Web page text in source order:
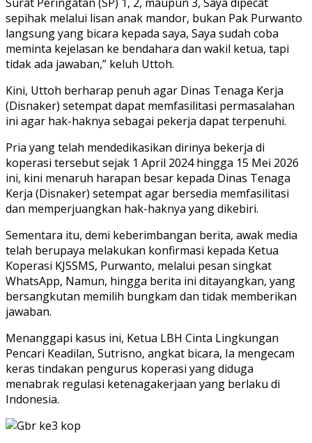
sepihak melalui lisan anak mandor, bukan Pak Purwanto
langsung yang bicara kepada saya, Saya sudah coba
meminta kejelasan ke bendahara dan wakil ketua, tapi
tidak ada jawaban,” keluh Uttoh.
Kini, Uttoh berharap penuh agar Dinas Tenaga Kerja
(Disnaker) setempat dapat memfasilitasi permasalahan
ini agar hak-haknya sebagai pekerja dapat terpenuhi.
Pria yang telah mendedikasikan dirinya bekerja di
koperasi tersebut sejak 1 April 2024 hingga 15 Mei 2026
ini, kini menaruh harapan besar kepada Dinas Tenaga
Kerja (Disnaker) setempat agar bersedia memfasilitasi
dan memperjuangkan hak-haknya yang dikebiri.
Sementara itu, demi keberimbangan berita, awak media
telah berupaya melakukan konfirmasi kepada Ketua
Koperasi KJSSMS, Purwanto, melalui pesan singkat
WhatsApp, Namun, hingga berita ini ditayangkan, yang
bersangkutan memilih bungkam dan tidak memberikan
jawaban.
Menanggapi kasus ini, Ketua LBH Cinta Lingkungan
Pencari Keadilan, Sutrisno, angkat bicara, Ia mengecam
keras tindakan pengurus koperasi yang diduga
menabrak regulasi ketenagakerjaan yang berlaku di
Indonesia.